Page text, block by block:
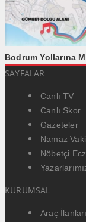
Bodrum Yollarına
SAYFALAR
Canlı TV
Canlı Skor
Gazeteler
Namaz
Nöbetçi
KURUMSAL
Araç İlanları